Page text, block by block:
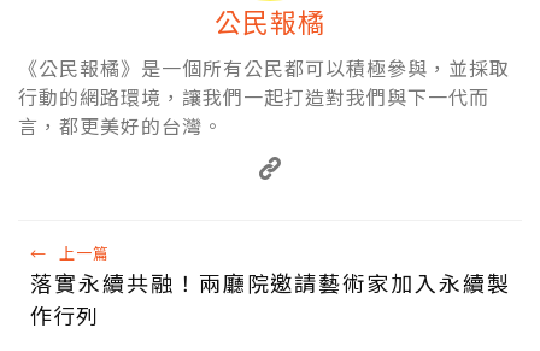
公民報橘
《公民報橘》是一個所有公民都可以積極參與，並採取
行動的網路環境，讓我們一起打造對我們與下一代而
言，都更美好的台灣。
← 上一篇
落實永續共融！兩廳院邀請藝術家加入永續製
作行列